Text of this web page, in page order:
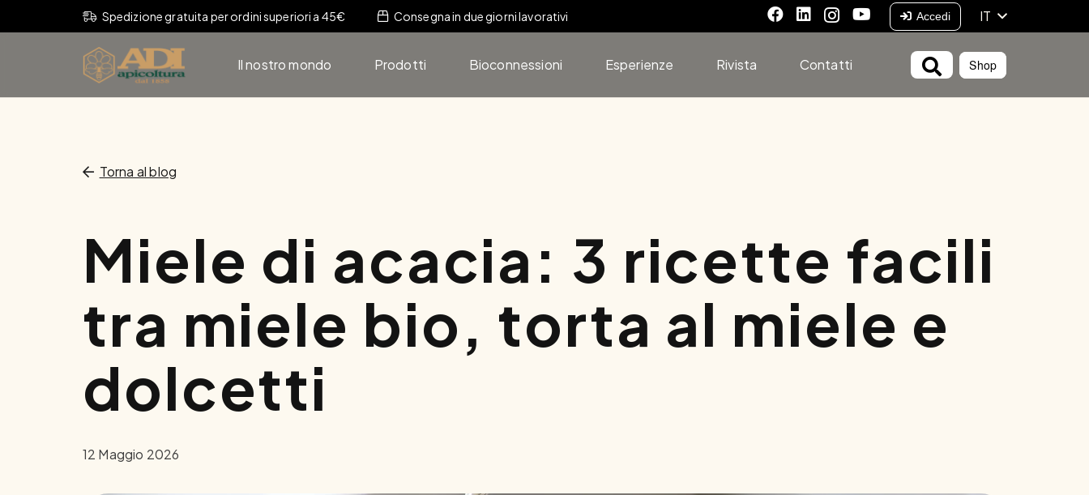
Spedizione gratuita per ordini superiori a 45€ Consegna in due giorni lavorativi Accedi IT
Il nostro mondo Prodotti Bioconnessioni Esperienze Rivista Contatti Shop
Torna al blog
Miele di acacia: 3 ricette facili
tra miele bio, torta al miele e
dolcetti
12 Maggio 2026